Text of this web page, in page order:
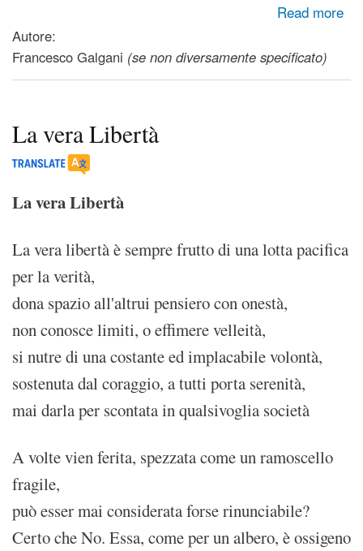
Read more
Autore:
Francesco Galgani (se non diversamente specificato)
La vera Libertà
La vera Libertà
La vera libertà è sempre frutto di una lotta pacifica
per la verità,
dona spazio all'altrui pensiero con onestà,
non conosce limiti, o effimere velleità,
si nutre di una costante ed implacabile volontà,
sostenuta dal coraggio, a tutti porta serenità,
mai darla per scontata in qualsivoglia società
A volte vien ferita, spezzata come un ramoscello
fragile,
può esser mai considerata forse rinunciabile?
Certo che No. Essa, come per un albero, è ossigeno